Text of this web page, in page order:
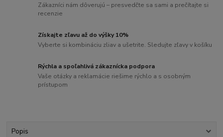
Zákazníci nám dôverujú – presvedčte sa sami a prečítajte si
recenzie
Získajte zľavu až do výšky 10%
Vyberte si kombináciu zliav a ušetrite. Sledujte zľavy v košíku
Rýchla a spoľahlivá zákaznícka podpora
Vaše otázky a reklamácie riešime rýchlo a s osobným
prístupom
Popis